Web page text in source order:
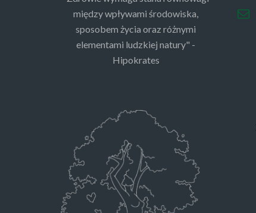
między wpływami środowiska,
sposobem życia oraz różnymi
elementami ludzkiej natury" -
Hipokrates